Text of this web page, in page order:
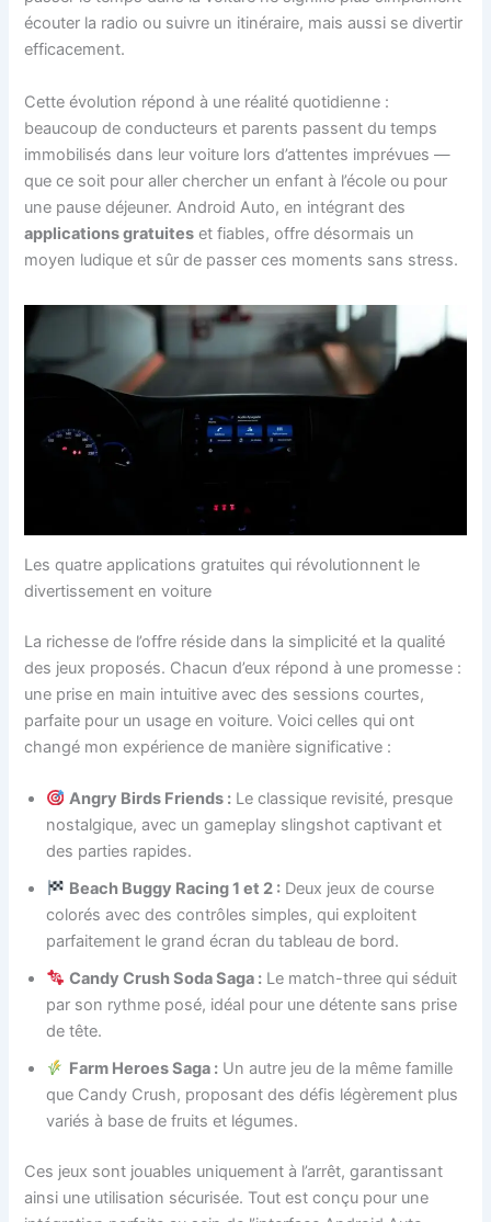
écouter la radio ou suivre un itinéraire, mais aussi se divertir
efficacement.
Cette évolution répond à une réalité quotidienne :
beaucoup de conducteurs et parents passent du temps
immobilisés dans leur voiture lors d’attentes imprévues —
que ce soit pour aller chercher un enfant à l’école ou pour
une pause déjeuner. Android Auto, en intégrant des
applications gratuites et fiables, offre désormais un
moyen ludique et sûr de passer ces moments sans stress.
Les quatre applications gratuites qui révolutionnent le
divertissement en voiture
La richesse de l’offre réside dans la simplicité et la qualité
des jeux proposés. Chacun d’eux répond à une promesse :
une prise en main intuitive avec des sessions courtes,
parfaite pour un usage en voiture. Voici celles qui ont
changé mon expérience de manière significative :
Angry Birds Friends : Le classique revisité, presque
nostalgique, avec un gameplay slingshot captivant et
des parties rapides.
Beach Buggy Racing 1 et 2 : Deux jeux de course
colorés avec des contrôles simples, qui exploitent
parfaitement le grand écran du tableau de bord.
Candy Crush Soda Saga : Le match-three qui séduit
par son rythme posé, idéal pour une détente sans prise
de tête.
Farm Heroes Saga : Un autre jeu de la même famille
que Candy Crush, proposant des défis légèrement plus
variés à base de fruits et légumes.
Ces jeux sont jouables uniquement à l’arrêt, garantissant
ainsi une utilisation sécurisée. Tout est conçu pour une